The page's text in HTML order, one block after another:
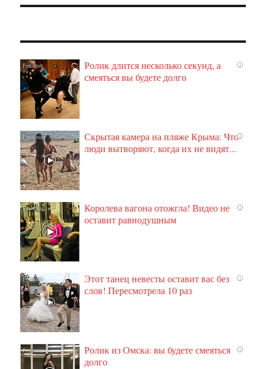
i
Ролик длится несколько секунд, а
смеяться вы будете долго
i
Скрытая камера на пляже Крыма: Что
люди вытворяют, когда их не видят...
i
Королева вагона отожгла! Видео не
оставит равнодушным
i
Этот танец невесты оставит вас без
слов! Пересмотрела 10 раз
i
Ролик из Омска: вы будете смеяться
долго